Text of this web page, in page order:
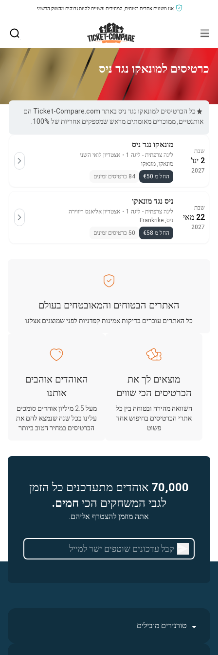
אנו משווים אתרים בטוחים, המחירים עשויים להיות גבוהים מהשוק הרשמי.
כרטיסים למונאקו נגד ניס
כל הכרטיסים למונאקו נגד ניס באתר Ticket-Compare.com הם
אותנטיים, ממוכרים מאומתים מראש שמספקים אחריות של 100%.
שבת
2 ינו'
2027
מונאקו נגד ניס
ליגה צרפתית - ליגה 1 ・ אצטדיון לואי השני
מונאקו, מונאקו
החל מ €50
84 כרטיסים זמינים
שבת
22 מאי
2027
ניס נגד מונאקו
ליגה צרפתית - ליגה 1 ・ אצטדיון אליאנס ריווירה
ניס, Frankrike
החל מ €58
50 כרטיסים זמינים
האתרים הבטוחים והמאובטחים בעולם
כל האתרים עוברים בדיקות אמינות קפדניות לפני שמוצגים אצלנו
מוצאים לך את
הכרטיסים הכי שווים
השוואה מהירה ובטוחה בין כל
אתרי הכרטיסים בחיפוש אחד
פשוט
האוהדים אוהבים
אותנו
מעל 2.5 מיליון אוהדים סומכים
עלינו בכל שנה שנמצא להם את
הכרטיסים במחיר הטוב ביותר
70,000 אוהדים מתעדכנים כל הזמן
לגבי המשחקים הכי חמים.
אתה מוזמן להצטרף אליהם.
טורנירים מובילים